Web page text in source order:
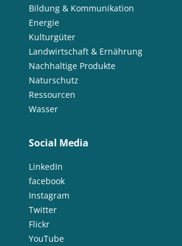
Bildung & Kommunikation
Energie
Kulturgüter
Landwirtschaft & Ernährung
Nachhaltige Produkte
Naturschutz
Ressourcen
Wasser
Social Media
LinkedIn
facebook
Instagram
Twitter
Flickr
YouTube